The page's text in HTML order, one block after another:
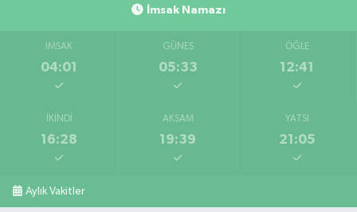
İmsak Namazı
İMSAK
04:01
GÜNEŞ
05:33
ÖĞLE
12:41
İKINDI
16:28
AKŞAM
19:39
YATSI
21:05
Aylık Vakitler